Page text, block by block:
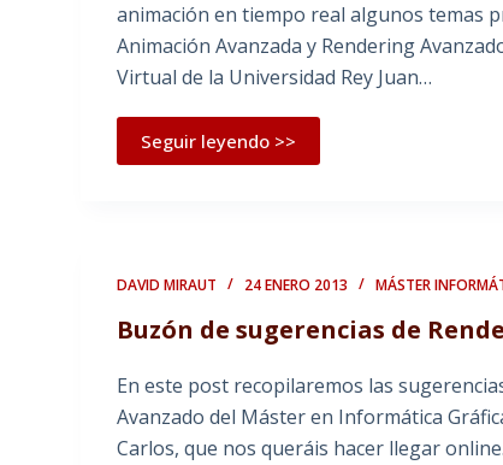
animación en tiempo real algunos temas
Animación Avanzada y Rendering
Virtual de la Universidad Rey Juan…
Seguir leyendo >>
DAVID MIRAUT 24 ENERO 2013 MÁSTER
Buzón de sugerencias de
En este post recopilaremos las
Avanzado del Máster en Informática
Carlos, que nos queráis hacer llegar